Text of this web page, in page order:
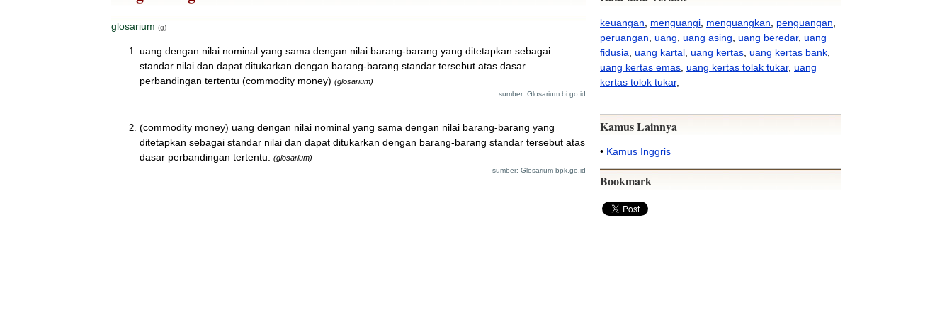
glosarium (g)
uang dengan nilai nominal yang sama dengan nilai barang-barang yang ditetapkan sebagai
standar nilai dan dapat ditukarkan dengan barang-barang standar tersebut atas dasar
perbandingan tertentu (commodity money) (glosarium)
sumber: Glosarium bi.go.id
(commodity money) uang dengan nilai nominal yang sama dengan nilai barang-barang yang
ditetapkan sebagai standar nilai dan dapat ditukarkan dengan barang-barang standar tersebut atas
dasar perbandingan tertentu.
(glosarium)
sumber: Glosarium bpk.go.id
keuangan menguangi menguangkan penguangan
peruangan uang uang asing uang beredar, uang
fidusia uang kartal uang kertas uang kertas bank
uang kertas emas uang kertas tolak tukar, uang
kertas tolok tukar,
Kamus Lainnya
• Kamus Inggris
Bookmark